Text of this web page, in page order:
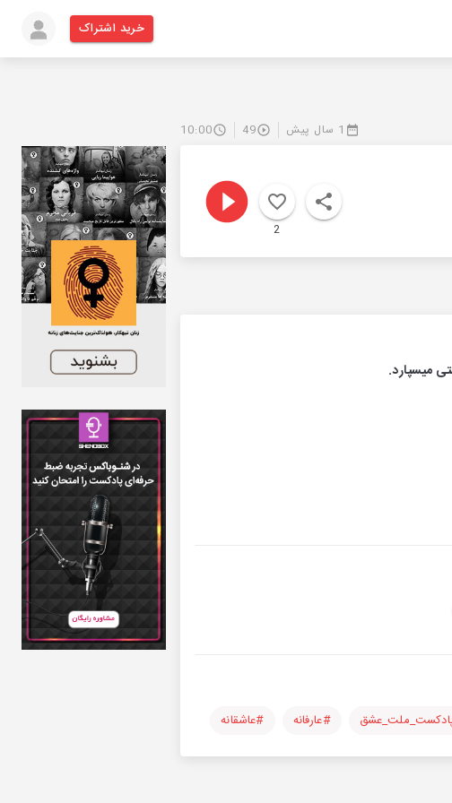
خرید اشتراک
1 سال پیش 49
10:00
2
میسپارد.
#عارفانه #عاشقانه